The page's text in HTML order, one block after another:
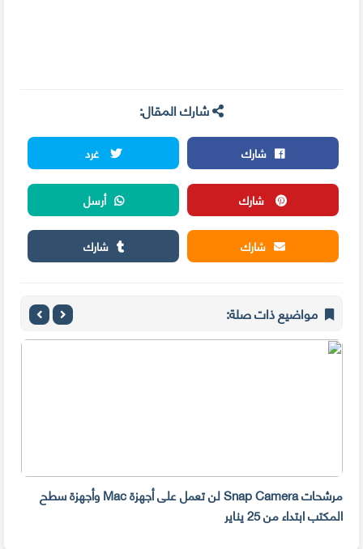
شارك المقال:
شارك
غرد
شارك
أرسل
شارك
شارك
مواضيع ذات صلة:
مرشحات Snap Camera لن تعمل على أجهزة Mac وأجهزة سطح
المكتب ابتداء من 25 يناير